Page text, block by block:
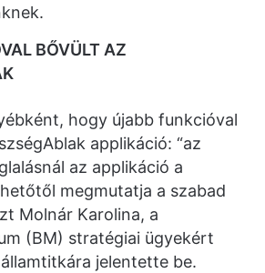
BŐVÜLT AZ
hogy újabb funkcióval
applikáció: “az
az applikáció a
megmutatja a szabad
Molnár Karolina, a
(BM) stratégiai ügyekért
jelentette be.